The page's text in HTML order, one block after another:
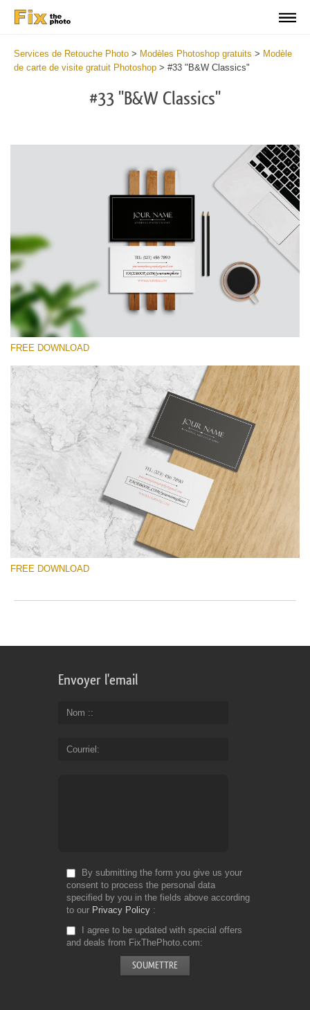
Services de Retouche Photo > Modèles Photoshop gratuits > Modèle
de carte de visite gratuit Photoshop > #33 "B&W Classics"
#33 "B&W Classics"
Veuillez sélectionner
Free Template #33
Photographer Marketing Templates
Téléchargement Gratuit
FREE DOWNLOAD
FREE DOWNLOAD
Envoyer l'email
Nom :
Courriel
By submitting the form you give us your
consent to process the personal data
specified by you in the fields above according
to our Privacy Policy
I agree to be updated with special offers
and deals from FixThePhoto.com